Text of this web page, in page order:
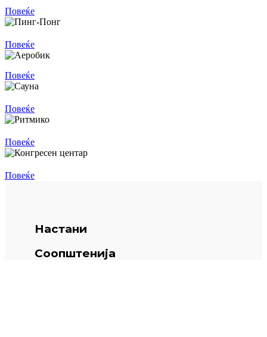
Повеќе
Повеќе
Повеќе
Повеќе
Повеќе
Повеќе
Настани
Соопштенија